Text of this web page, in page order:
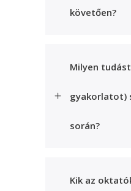
követően?
Milyen
gyakorlatot)
során?
Kik az